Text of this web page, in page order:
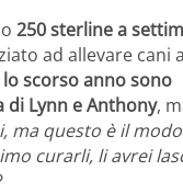
250 sterline a
ad allevare cani
scorso anno sono
di Lynn e Anthony,
ma questo è il
curarli, li avrei